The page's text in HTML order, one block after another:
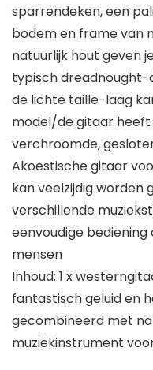
sparrendeken, een
bodem en frame van
natuurlijk hout geven
typisch dreadnought-
de lichte taille-laag
model/de gitaar
verchroomde,
Akoestische gitaar
kan veelzijdig worden
verschillende
eenvoudige
mensen
Inhoud: 1 x
fantastisch geluid en
gecombineerd met
muziekinstrument